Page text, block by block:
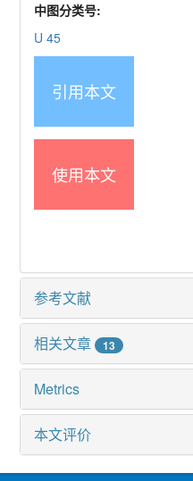
中图分类号:
U 45
引用本文
使用本文
参考文献
相关文章 13
Metrics
本文评价